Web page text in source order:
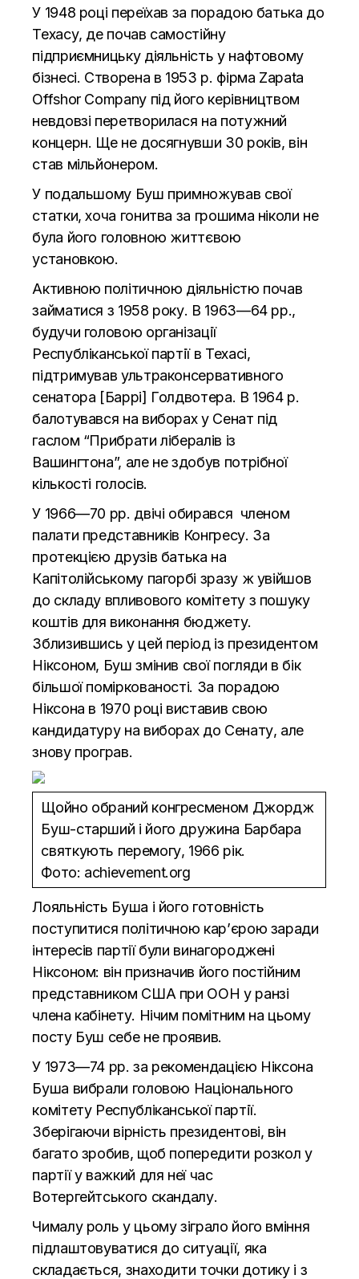
У 1948 році переїхав за порадою батька до
Техасу, де почав самостійну
підприємницьку діяльність у нафтовому
бізнесі. Створена в 1953 р. фірма Zapata
Offshor Company під його керівництвом
невдовзі перетворилася на потужний
концерн. Ще не досягнувши 30 років, він
став мільйонером.
У подальшому Буш примножував свої
статки, хоча гонитва за грошима ніколи не
була його головною життєвою
установкою.
Активною політичною діяльністю почав
займатися з 1958 року. В 1963—64 рр.,
будучи головою організації
Республіканської партії в Техасі,
підтримував ультраконсервативного
сенатора [Баррі] Голдвотера. В 1964 р.
балотувався на виборах у Сенат під
гаслом “Прибрати лібералів із
Вашингтона”, але не здобув потрібної
кількості голосів.
У 1966—70 рр. двічі обирався членом
палати представників Конгресу. За
протекцією друзів батька на
Капітолійському пагорбі зразу ж увійшов
до складу впливового комітету з пошуку
коштів для виконання бюджету.
Зблизившись у цей період із президентом
Ніксоном, Буш змінив свої погляди в бік
більшої поміркованості. За порадою
Ніксона в 1970 році виставив свою
кандидатуру на виборах до Сенату, але
знову програв.
Щойно обраний конгресменом Джордж
Буш-старший і його дружина Барбара
святкують перемогу, 1966 рік.
Фото: achievement.org
Лояльність Буша і його готовність
поступитися політичною кар’єрою заради
інтересів партії були винагороджені
Ніксоном: він призначив його постійним
представником США при ООН у ранзі
члена кабінету. Нічим помітним на цьому
посту Буш себе не проявив.
У 1973—74 рр. за рекомендацією Ніксона
Буша вибрали головою Національного
комітету Республіканської партії.
Зберігаючи вірність президентові, він
багато зробив, щоб попередити розкол у
партії у важкий для неї час
Вотергейтського скандалу.
Чималу роль у цьому зіграло його вміння
підлаштовуватися до ситуації, яка
складається, знаходити точки дотику і з